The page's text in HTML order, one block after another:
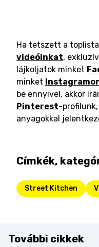
Ha tetszett a
videóinkat,
lájkoljatok minket
minket
be ennyivel, akkor
Pinterest-
anyagokkal
Címkék,
Street Kitchen
További cikkek